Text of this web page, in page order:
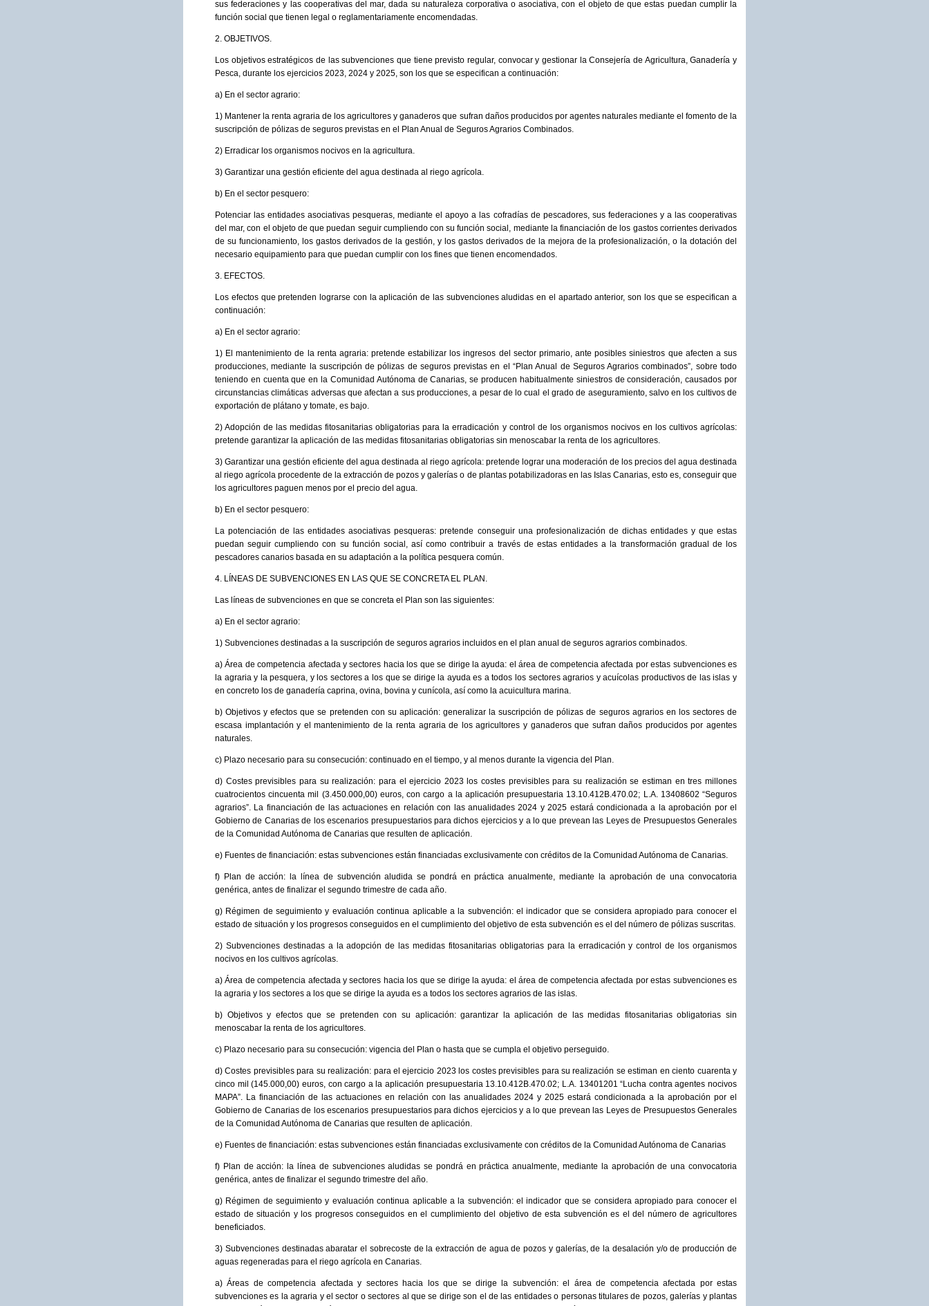
sus federaciones y las cooperativas del mar, dada su naturaleza corporativa o asociativa, con el objeto de que estas puedan cumplir la
función social que tienen legal o reglamentariamente encomendadas.
2. OBJETIVOS.
Los objetivos estratégicos de las subvenciones que tiene previsto regular, convocar y gestionar la Consejería de Agricultura, Ganadería y
Pesca, durante los ejercicios 2023, 2024 y 2025, son los que se especifican a continuación:
a) En el sector agrario:
1) Mantener la renta agraria de los agricultores y ganaderos que sufran daños producidos por agentes naturales mediante el fomento de la
suscripción de pólizas de seguros previstas en el Plan Anual de Seguros Agrarios Combinados.
2) Erradicar los organismos nocivos en la agricultura.
3) Garantizar una gestión eficiente del agua destinada al riego agrícola.
b) En el sector pesquero:
Potenciar las entidades asociativas pesqueras, mediante el apoyo a las cofradías de pescadores, sus federaciones y a las cooperativas
del mar, con el objeto de que puedan seguir cumpliendo con su función social, mediante la financiación de los gastos corrientes derivados
de su funcionamiento, los gastos derivados de la gestión, y los gastos derivados de la mejora de la profesionalización, o la dotación del
necesario equipamiento para que puedan cumplir con los fines que tienen encomendados.
3. EFECTOS.
Los efectos que pretenden lograrse con la aplicación de las subvenciones aludidas en el apartado anterior, son los que se especifican a
continuación:
a) En el sector agrario:
1) El mantenimiento de la renta agraria: pretende estabilizar los ingresos del sector primario, ante posibles siniestros que afecten a sus
producciones, mediante la suscripción de pólizas de seguros previstas en el “Plan Anual de Seguros Agrarios combinados”, sobre todo
teniendo en cuenta que en la Comunidad Autónoma de Canarias, se producen habitualmente siniestros de consideración, causados por
circunstancias climáticas adversas que afectan a sus producciones, a pesar de lo cual el grado de aseguramiento, salvo en los cultivos de
exportación de plátano y tomate, es bajo.
2) Adopción de las medidas fitosanitarias obligatorias para la erradicación y control de los organismos nocivos en los cultivos agrícolas:
pretende garantizar la aplicación de las medidas fitosanitarias obligatorias sin menoscabar la renta de los agricultores.
3) Garantizar una gestión eficiente del agua destinada al riego agrícola: pretende lograr una moderación de los precios del agua destinada
al riego agrícola procedente de la extracción de pozos y galerías o de plantas potabilizadoras en las Islas Canarias, esto es, conseguir que
los agricultores paguen menos por el precio del agua.
b) En el sector pesquero:
La potenciación de las entidades asociativas pesqueras: pretende conseguir una profesionalización de dichas entidades y que estas
puedan seguir cumpliendo con su función social, así como contribuir a través de estas entidades a la transformación gradual de los
pescadores canarios basada en su adaptación a la política pesquera común.
4. LÍNEAS DE SUBVENCIONES EN LAS QUE SE CONCRETA EL PLAN.
Las líneas de subvenciones en que se concreta el Plan son las siguientes:
a) En el sector agrario:
1) Subvenciones destinadas a la suscripción de seguros agrarios incluidos en el plan anual de seguros agrarios combinados.
a) Área de competencia afectada y sectores hacia los que se dirige la ayuda: el área de competencia afectada por estas subvenciones es
la agraria y la pesquera, y los sectores a los que se dirige la ayuda es a todos los sectores agrarios y acuícolas productivos de las islas y
en concreto los de ganadería caprina, ovina, bovina y cunícola, así como la acuicultura marina.
b) Objetivos y efectos que se pretenden con su aplicación: generalizar la suscripción de pólizas de seguros agrarios en los sectores de
escasa implantación y el mantenimiento de la renta agraria de los agricultores y ganaderos que sufran daños producidos por agentes
naturales.
c) Plazo necesario para su consecución: continuado en el tiempo, y al menos durante la vigencia del Plan.
d) Costes previsibles para su realización: para el ejercicio 2023 los costes previsibles para su realización se estiman en tres millones
cuatrocientos cincuenta mil (3.450.000,00) euros, con cargo a la aplicación presupuestaria 13.10.412B.470.02; L.A. 13408602 “Seguros
agrarios”. La financiación de las actuaciones en relación con las anualidades 2024 y 2025 estará condicionada a la aprobación por el
Gobierno de Canarias de los escenarios presupuestarios para dichos ejercicios y a lo que prevean las Leyes de Presupuestos Generales
de la Comunidad Autónoma de Canarias que resulten de aplicación.
e) Fuentes de financiación: estas subvenciones están financiadas exclusivamente con créditos de la Comunidad Autónoma de Canarias.
f) Plan de acción: la línea de subvención aludida se pondrá en práctica anualmente, mediante la aprobación de una convocatoria
genérica, antes de finalizar el segundo trimestre de cada año.
g) Régimen de seguimiento y evaluación continua aplicable a la subvención: el indicador que se considera apropiado para conocer el
estado de situación y los progresos conseguidos en el cumplimiento del objetivo de esta subvención es el del número de pólizas suscritas.
2) Subvenciones destinadas a la adopción de las medidas fitosanitarias obligatorias para la erradicación y control de los organismos
nocivos en los cultivos agrícolas.
a) Área de competencia afectada y sectores hacia los que se dirige la ayuda: el área de competencia afectada por estas subvenciones es
la agraria y los sectores a los que se dirige la ayuda es a todos los sectores agrarios de las islas.
b) Objetivos y efectos que se pretenden con su aplicación: garantizar la aplicación de las medidas fitosanitarias obligatorias sin
menoscabar la renta de los agricultores.
c) Plazo necesario para su consecución: vigencia del Plan o hasta que se cumpla el objetivo perseguido.
d) Costes previsibles para su realización: para el ejercicio 2023 los costes previsibles para su realización se estiman en ciento cuarenta y
cinco mil (145.000,00) euros, con cargo a la aplicación presupuestaria 13.10.412B.470.02; L.A. 13401201 “Lucha contra agentes nocivos
MAPA”. La financiación de las actuaciones en relación con las anualidades 2024 y 2025 estará condicionada a la aprobación por el
Gobierno de Canarias de los escenarios presupuestarios para dichos ejercicios y a lo que prevean las Leyes de Presupuestos Generales
de la Comunidad Autónoma de Canarias que resulten de aplicación.
e) Fuentes de financiación: estas subvenciones están financiadas exclusivamente con créditos de la Comunidad Autónoma de Canarias
f) Plan de acción: la línea de subvenciones aludidas se pondrá en práctica anualmente, mediante la aprobación de una convocatoria
genérica, antes de finalizar el segundo trimestre del año.
g) Régimen de seguimiento y evaluación continua aplicable a la subvención: el indicador que se considera apropiado para conocer el
estado de situación y los progresos conseguidos en el cumplimiento del objetivo de esta subvención es el del número de agricultores
beneficiados.
3) Subvenciones destinadas abaratar el sobrecoste de la extracción de agua de pozos y galerías, de la desalación y/o de producción de
aguas regeneradas para el riego agrícola en Canarias.
a) Áreas de competencia afectada y sectores hacia los que se dirige la subvención: el área de competencia afectada por estas
subvenciones es la agraria y el sector o sectores al que se dirige son el de las entidades o personas titulares de pozos, galerías y plantas